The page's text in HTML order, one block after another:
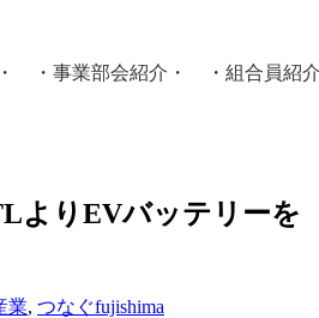
・ ・ 事業部会紹介 ・ ・ 組合員紹
農林水産省・厚生労働省 認可
よりEVバッテリーを
業, つなぐfujishima